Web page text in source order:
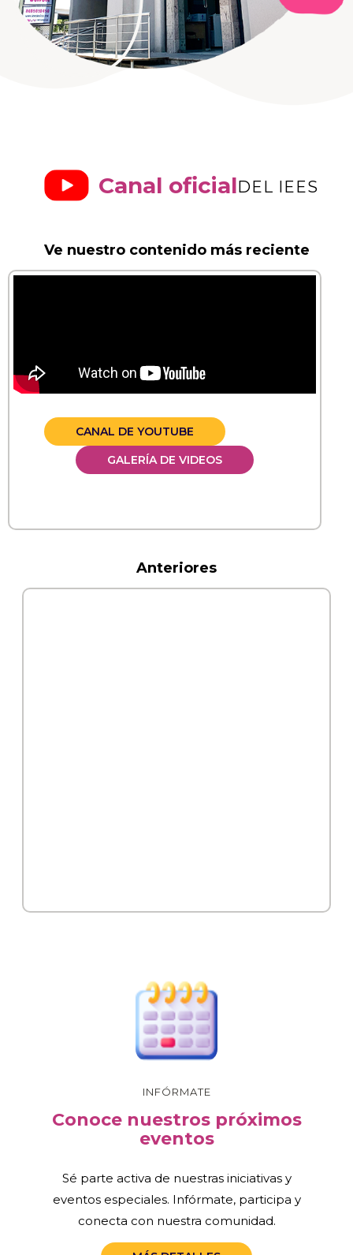
Canal oficialDEL IEES
Ve nuestro contenido más reciente
CANAL DE YOUTUBE
GALERÍA DE VIDEOS
Anteriores
INFÓRMATE
Conoce nuestros próximos
eventos
Sé parte activa de nuestras iniciativas y
eventos especiales. Infórmate, participa y
conecta con nuestra comunidad.